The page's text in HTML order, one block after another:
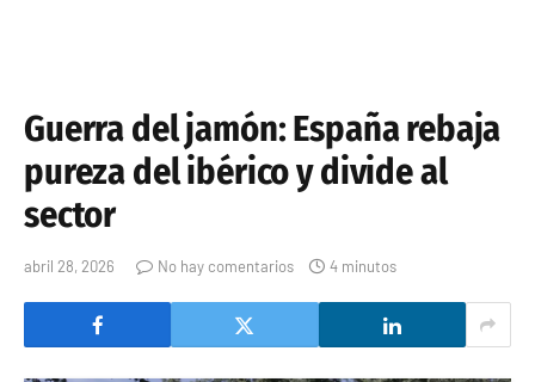
Guerra del jamón: España rebaja
pureza del ibérico y divide al
sector
abril 28, 2026 No hay comentarios 4 minutos